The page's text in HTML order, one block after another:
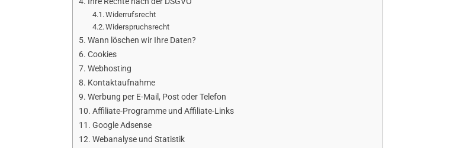
Widerrufsrecht
Widerspruchsrecht
Wann löschen wir Ihre Daten?
Cookies
Webhosting
Kontaktaufnahme
Werbung per E-Mail, Post oder Telefon
Affiliate-Programme und Affiliate-Links
Google Adsense
Webanalyse und Statistik